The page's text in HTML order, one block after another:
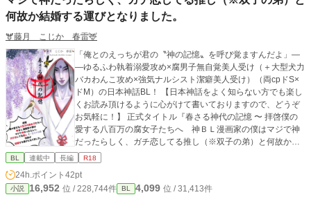
何故か結婚する運びとなりました。
🫎藤月 こじか 春雷🦌
「俺とのえっちが君の〝神の記憶〟を呼び覚ますんだよ」―
―ゆるふわ執着溺愛攻め×腐男子無自覚美人受け（＋大型犬力
バカわんこ攻め×強気ナルシスト潔癖美人受け）（両cpドS×
ドM）の日本神話BL！ 【日本神話をよく知らない方でも楽し
くお読み頂けるように心がけて書いておりますので、どうぞ
お気軽に！】 正式タイトル『春さる神代の記憶 〜 拝啓僕の
愛する八百万の腐女子たちへ 神ＢＬ漫画家の僕はマジで神
だったらしく、ガチ恋してる推し（※双子の弟）と何故か結
婚する運びとなりました。 〜』 ※文字数制限で全タイトル記
め、ちょっとずるいですが、内容をよく表した副題のほうを
タイトルにしています。ご了承くださいますと幸いです。
BL 連載中 長編 R18
24h.ポイント 42pt
小説 16,952 位 / 228,744件 BL 4,099 位 / 31,413件